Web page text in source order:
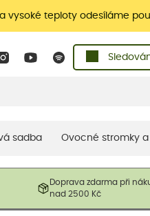
vysoké teploty odesíláme
sadba Ovocné stromky a
Doprava zdarma při
nad 2500 Kč
V závislosti na sezónnosti
být také sestřiženy níže, než je